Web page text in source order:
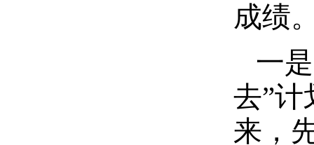
成绩
一
去”计
来，